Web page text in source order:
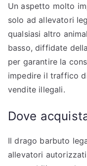
Un aspetto molto
solo ad allevatori
qualsiasi altro
basso, diffidate
per garantire la
impedire il traffico
vendite illegali.
Dove
Il drago barbuto
allevatori autorizzati